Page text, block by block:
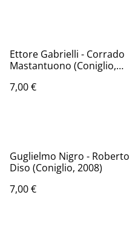
Ettore Gabrielli - Corrado
Mastantuono (Coniglio,
7,00 €
Guglielmo Nigro - Roberto
Diso (Coniglio, 2008)
7,00 €